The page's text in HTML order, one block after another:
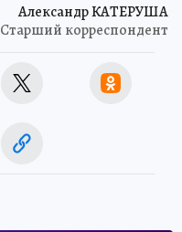
Александр КАТЕРУША
Старший корреспондент